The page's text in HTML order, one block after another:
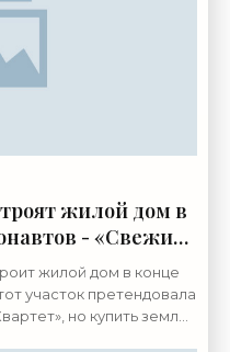
жилой дом в
- «Свежие
жилой дом в конце
участок претендовала
но купить землю